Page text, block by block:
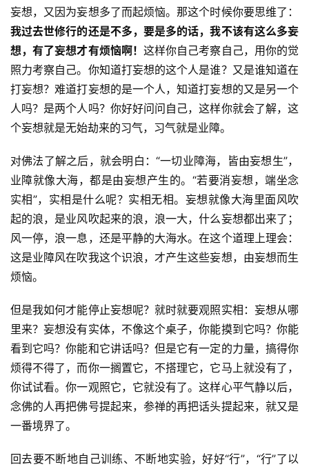
资
讯
八
点
音
高
僧
访
谈
乐
妄想，又因为妄想多了而起烦恼。那这个时候你要思维了：
我过去世修行的还是不多，要是多的话，我不该有这么多妄
想，有了妄想才有烦恼啊！ 这样你自己考察自己，用你的觉
照力考察自己。你知道打妄想的这个人是谁？又是谁知道在
打妄想？难道打妄想的是一个人，知道打妄想的又是另一个
人吗？是两个人吗？你好好问问自己，这样你就会了解，这
个妄想就是无始劫来的习气，习气就是业障。
对佛法了解之后，就会明白：“一切业障海，皆由妄想生”，
业障就像大海，都是由妄想产生的。“若要消妄想，端坐念
实相”，实相是什么呢？实相无相。妄想就像大海里面风吹
起的浪，是业风吹起来的浪，浪一大，什么妄想都出来了；
风一停，浪一息，还是平静的大海水。在这个道理上理会：
这是业障风在吹我这个识浪，才产生这些妄想，由妄想而生
烦恼。
但是我如何才能停止妄想呢？就时就要观照实相：妄想从哪
里来？妄想没有实体，不像这个桌子，你能摸到它吗？你能
看到它吗？你能和它讲话吗？但是它有一定的力量，搞得你
烦得不得了，而你一搁置它，不搭理它，它马上就没有了，
你试试看。你一观照它，它就没有了。这样心平气静以后，
念佛的人再把佛号提起来，参禅的再把话头提起来，就又是
一番境界了。
回去要不断地自己训练、不断地实验，好好“行”，“行”了以